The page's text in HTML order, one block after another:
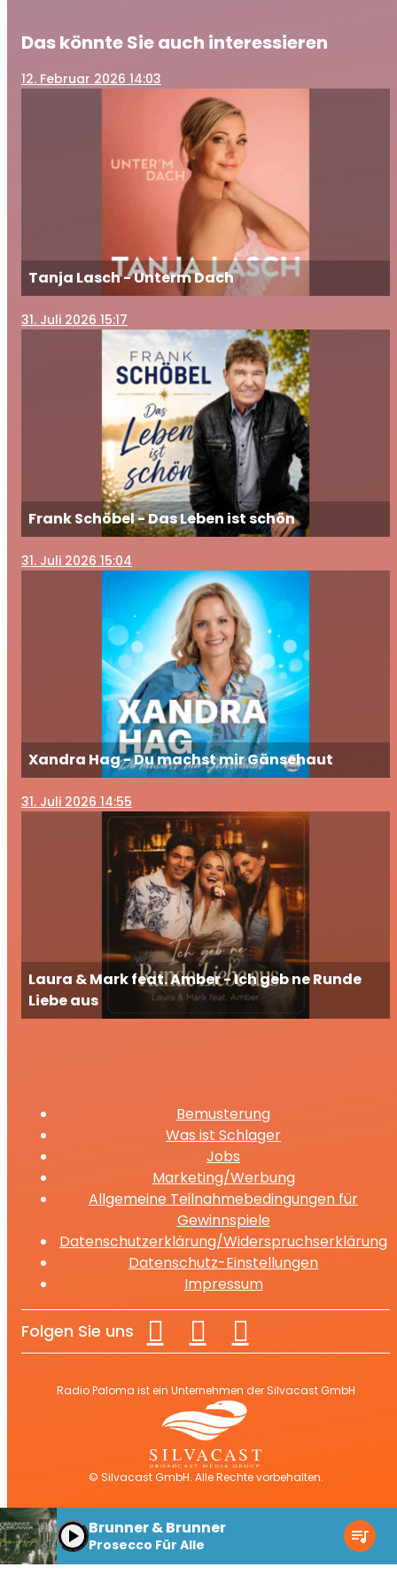
Das könnte Sie auch interessieren
12. Februar 2026 14:03
Tanja Lasch - Unterm Dach
31. Juli 2026 15:17
Frank Schöbel - Das Leben ist schön
31. Juli 2026 15:04
Xandra Hag - Du machst mir Gänsehaut
31. Juli 2026 14:55
Laura & Mark feat. Amber - Ich geb ne Runde
Liebe aus
Bemusterung
Was ist Schlager
Jobs
Marketing/Werbung
Allgemeine Teilnahmebedingungen für
Gewinnspiele
Datenschutzerklärung/Widerspruchserklärung
Datenschutz-Einstellungen
Impressum
Folgen Sie uns
Radio Paloma ist ein Unternehmen der Silvacast GmbH
© Silvacast GmbH. Alle Rechte vorbehalten.
play_arrow Brunner & Brunner
Prosecco Für Alle queue_music